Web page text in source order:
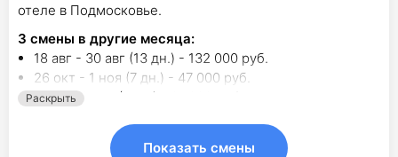
отеле в Подмосковье.
3 смены в другие месяца:
18 авг - 30 авг (13 дн.) - 132 000 руб.
26 окт - 1 ноя (7 дн.) - 47 000 руб.
3 янв - 9 янв (7 дн.) - 61 000 руб.
Раскрыть
Показать смены